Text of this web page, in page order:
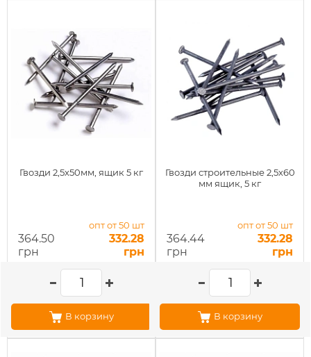
Гвозди 2,5х50мм, ящик 5 кг
364.50
грн
опт от 50 шт
332.28
грн
В корзину
Гвозди строительные 2,5х60
мм ящик, 5 кг
364.44
грн
опт от 50 шт
332.28
грн
В корзину